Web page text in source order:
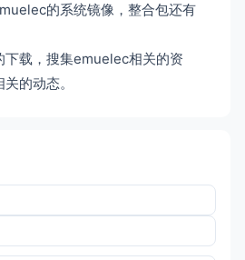
的系统镜像，整合包还有
载，搜集emuelec相关的资
的动态。